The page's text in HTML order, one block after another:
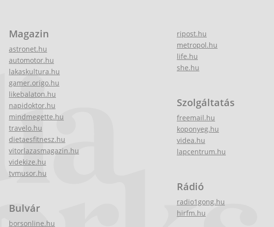
Magazin
astronet.hu
automotor.hu
lakaskultura.hu
gamer.origo.hu
likebalaton.hu
napidoktor.hu
mindmegette.hu
travelo.hu
dietaesfitnesz.hu
vitorlazasmagazin.hu
videkize.hu
tvmusor.hu
Bulvár
borsonline.hu
ripost.hu
metropol.hu
life.hu
she.hu
Szolgáltatás
freemail.hu
koponyeg.hu
videa.hu
lapcentrum.hu
Rádió
radio1gong.hu
hirfm.hu